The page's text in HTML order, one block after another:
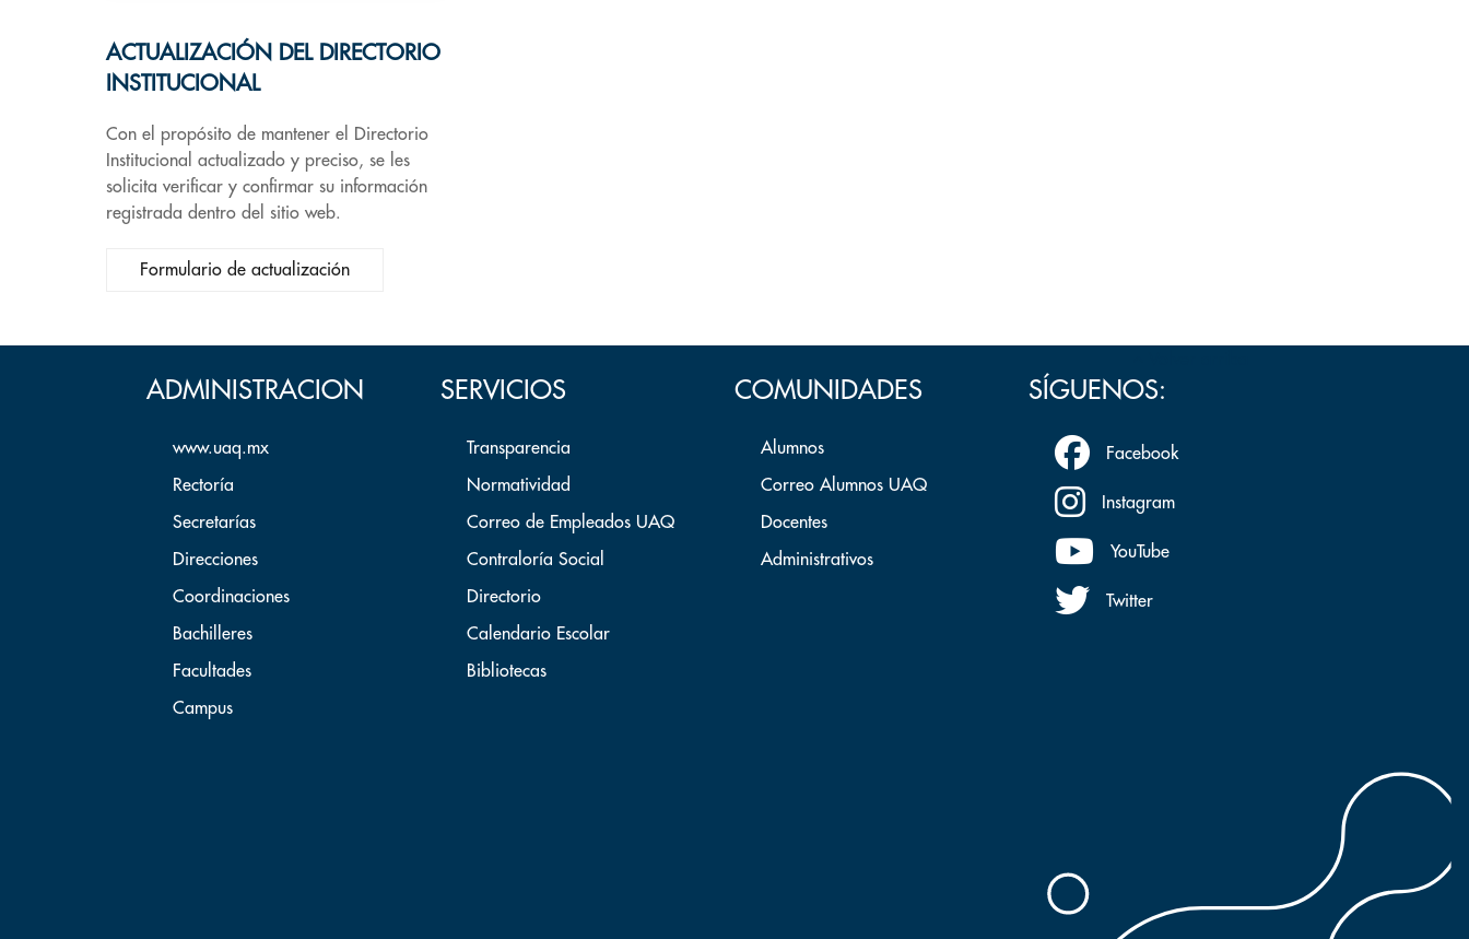
ACTUALIZACIÓN DEL DIRECTORIO
INSTITUCIONAL
Con el propósito de mantener el Directorio
Institucional actualizado y preciso, se les
solicita verificar y confirmar su información
registrada dentro del sitio web.
Formulario de actualización
ADMINISTRACION
www.uaq.mx
Rectoría
Secretarías
Direcciones
Coordinaciones
Bachilleres
Facultades
Campus
SERVICIOS
Transparencia
Normatividad
Correo de Empleados UAQ
Contraloría Social
Directorio
Calendario Escolar
Bibliotecas
COMUNIDADES
Alumnos
Correo Alumnos UAQ
Docentes
Administrativos
SÍGUENOS:
Facebook
Instagram
YouTube
Twitter